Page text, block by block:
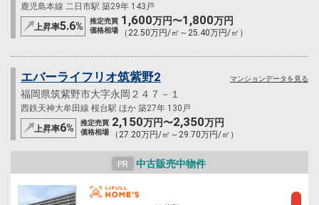
鹿児島本線 二日市駅 築29年 143戸
上昇率5.6%
推定売買
価格相場
1,600万円〜1,800万円
（22.50万円/㎡～25.40万円/㎡）
エバーライフリオ筑紫野2
福岡県筑紫野市大字永岡２４７－１
西鉄天神大牟田線 桜台駅 ほか 築27年 130戸
上昇率6%
推定売買
価格相場
2,150万円〜2,350万円
（27.20万円/㎡～29.70万円/㎡）
マンションデータを見る
PR 中古販売中物件